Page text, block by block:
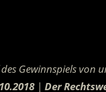
Gewinnspiels von
|Der